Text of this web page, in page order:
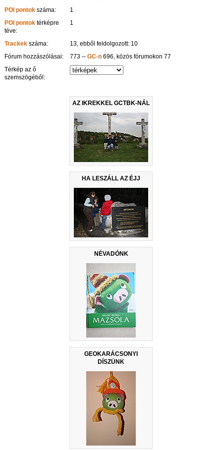
AZ IKREKKEL GCTBK-NÁL
HA LESZÁLL AZ ÉJJ
NÉVADÓNK
GEOKARÁCSONYI
DÍSZÜNK
POI pontok száma:
1
POI pontok térképre
téve:
1
Trackek száma:
13, ebből feldolgozott: 10
Fórum hozzászólásai:
773 --GC-n 696, közös fórumokon 77
Térkép az ő
szemszögéből: